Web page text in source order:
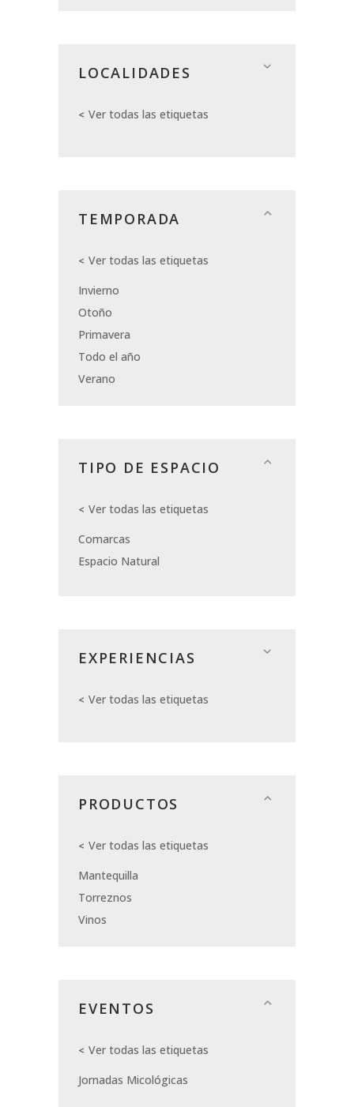
LOCALIDADES
Ver todas las etiquetas
TEMPORADA
Ver todas las etiquetas
Invierno
Otoño
Primavera
Todo el año
Verano
TIPO DE ESPACIO
Ver todas las etiquetas
Comarcas
Espacio Natural
EXPERIENCIAS
Ver todas las etiquetas
PRODUCTOS
Ver todas las etiquetas
Mantequilla
Torreznos
Vinos
EVENTOS
Ver todas las etiquetas
Jornadas Micológicas